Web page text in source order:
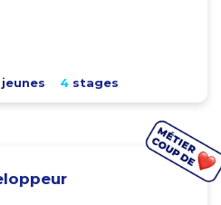
jeunes 4 stages